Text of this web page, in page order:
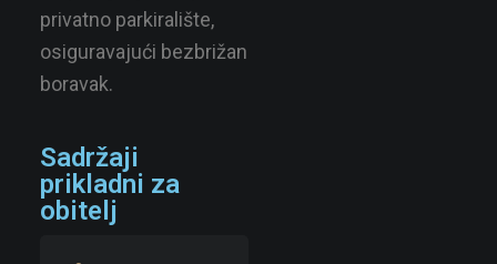
privatno parkiralište,
osiguravajući bezbrižan
boravak.
Sadržaji
prikladni za
obitelj